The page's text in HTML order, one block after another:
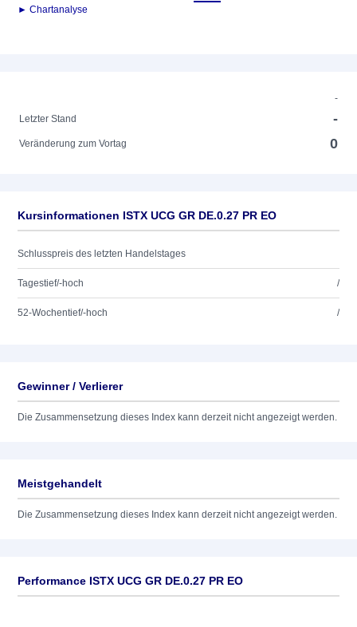
► Chartanalyse
-
Letzter Stand
-
Veränderung zum Vortag 0
Kursinformationen ISTX UCG GR DE.0.27 PR EO
Schlusspreis des letzten Handelstages
Tagestief/-hoch /
52-Wochentief/-hoch /
Gewinner / Verlierer
Die Zusammensetzung dieses Index kann derzeit nicht angezeigt werden.
Meistgehandelt
Die Zusammensetzung dieses Index kann derzeit nicht angezeigt werden.
Performance ISTX UCG GR DE.0.27 PR EO